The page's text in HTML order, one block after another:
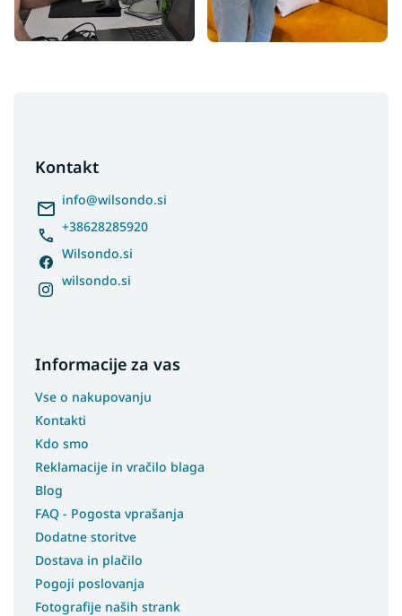
Kontakt
info@wilsondo.si
+38628285920
Wilsondo.si
wilsondo.si
Informacije za vas
Vse o nakupovanju
Kontakti
Kdo smo
Reklamacije in vračilo blaga
Blog
FAQ - Pogosta vprašanja
Dodatne storitve
Dostava in plačilo
Pogoji poslovanja
Fotografije naših strank